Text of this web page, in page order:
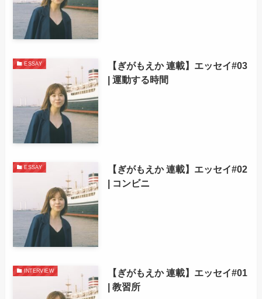
ESSAY
【ぎがもえか 連載】エッセイ#03
| 運動する時間
ESSAY
【ぎがもえか 連載】エッセイ#02
| コンビニ
INTERVIEW
【ぎがもえか 連載】エッセイ#01
| 教習所